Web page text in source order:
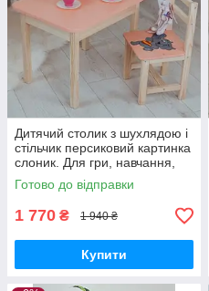
Дитячий столик з шухлядою і
стільчик персиковий картинка
слоник. Для гри, навчання,
малювання.
Готово до відправки
1 770 ₴ 1 940 ₴
Купити